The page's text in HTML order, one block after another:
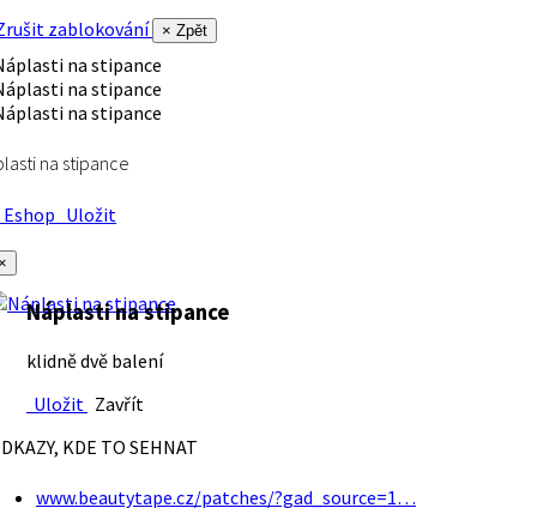
zablokování
× Zpět
na stipance
Uložit
Náplasti na stipance
klidně dvě balení
Uložit Zavřít
KDE TO SEHNAT
www.beautytape.cz/patches/?gad_source=1…